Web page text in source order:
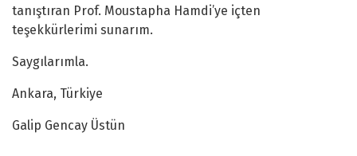
tanıştıran Prof. Moustapha Hamdi’ye içten
teşekkürlerimi sunarım.
Saygılarımla.
Ankara, Türkiye
Galip Gencay Üstün